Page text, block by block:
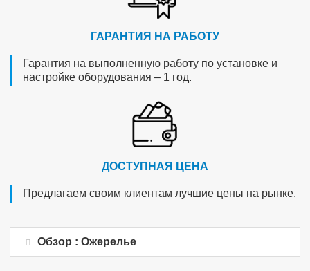
ГАРАНТИЯ НА РАБОТУ
Гарантия на выполненную работу по установке и
настройке оборудования – 1 год.
ДОСТУПНАЯ ЦЕНА
Предлагаем своим клиентам лучшие цены на рынке.
Обзор : Ожерелье